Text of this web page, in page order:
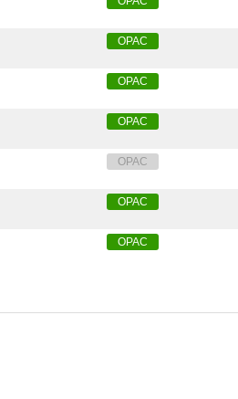
OPAC
OPAC
OPAC
OPAC
OPAC
OPAC